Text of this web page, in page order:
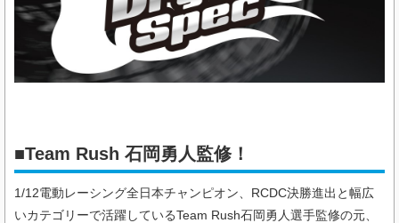
■Team Rush 石岡勇人監修！
1/12電動レーシング全日本チャンピオン、RCDC決勝進出と幅広
いカテゴリーで活躍しているTeam Rush石岡勇人選手監修の元、